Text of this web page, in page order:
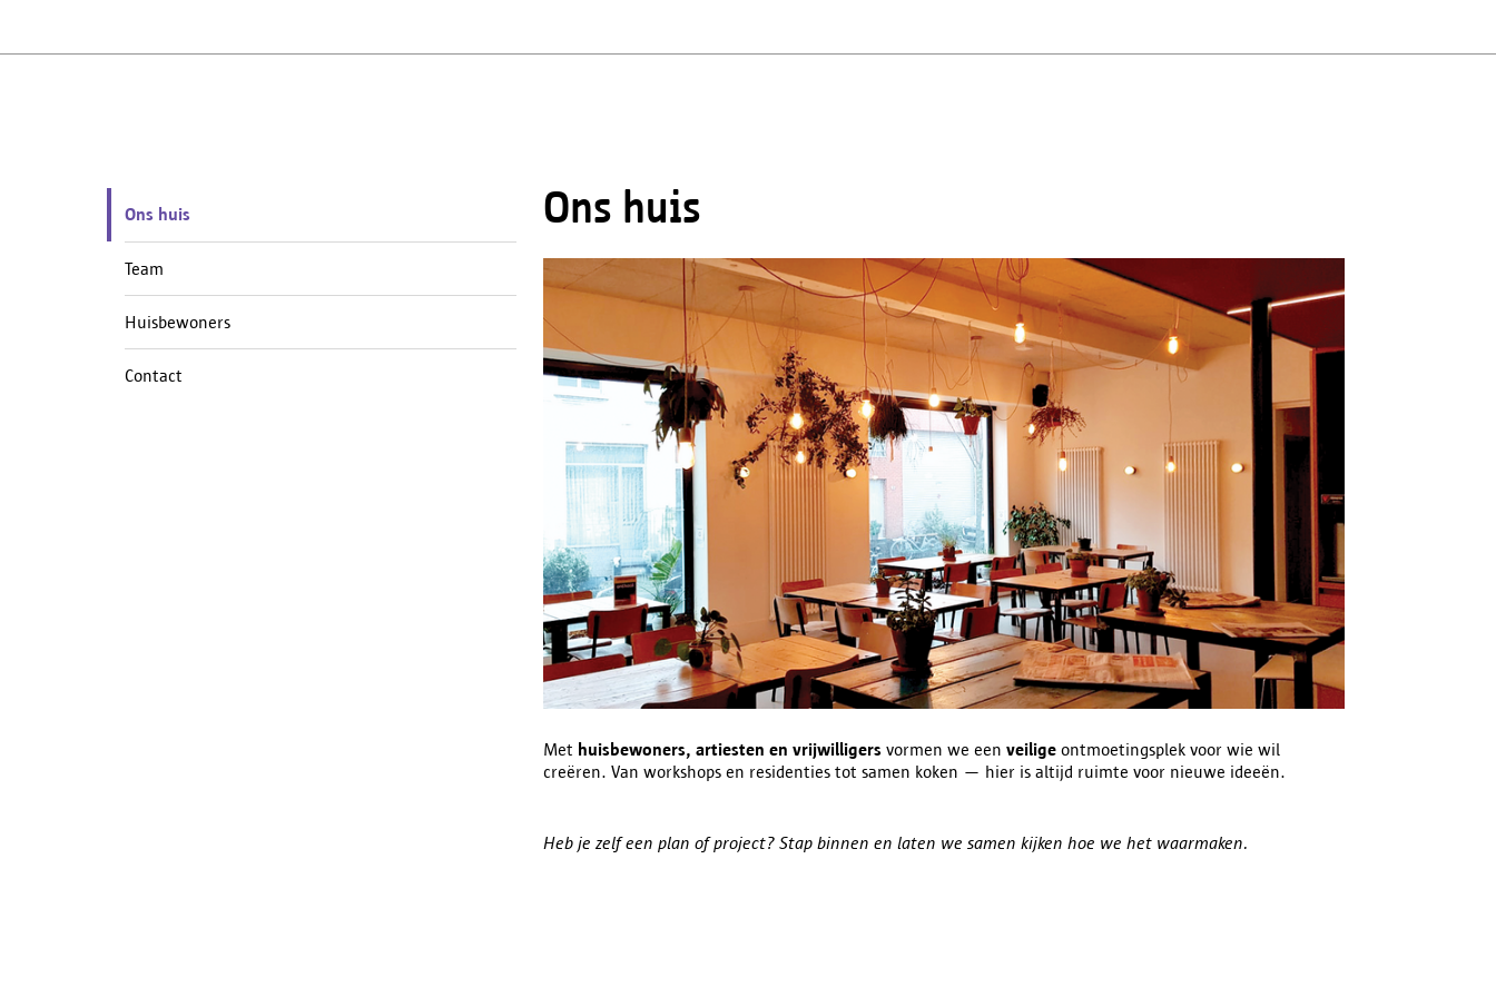
Ons huis
Team
Huisbewoners
Contact
Ons huis
Met huisbewoners, artiesten en vrijwilligers vormen we een veilige ontmoetingsplek voor wie wil
creëren. Van workshops en residenties tot samen koken — hier is altijd ruimte voor nieuwe ideeën.
Heb je zelf een plan of project? Stap binnen en laten we samen kijken hoe we het waarmaken.